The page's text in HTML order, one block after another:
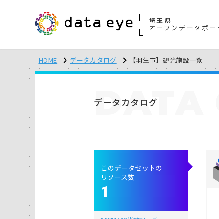
埼玉県
オープンデータポー
HOME データカタログ 【羽生市】観光施設一覧
データカタログ
DATA
このデータセットの
リソース数
1